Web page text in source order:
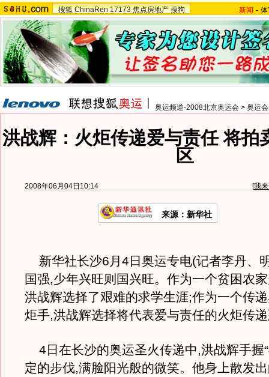
搜狐 ChinaRen 17173 焦点房地产 搜狗 新闻 -
奥运频道-2008北京奥运会 > 奥运
洪战辉：火炬传递爱与责任 将拍
区
2008年06月04日10:14 [我
来源：新华社
新华社长沙6月4日奥运专电(记者李丹、
国强,少年兴旺则国兴旺。作为一个贫困农
洪战辉选择了艰难的求学生涯;作为一个传
炬手,洪战辉选择将代表爱与责任的火炬传
4日在长沙的奥运圣火传递中,洪战辉手握
定的步伐,满脸阳光般的微笑。他身上散发